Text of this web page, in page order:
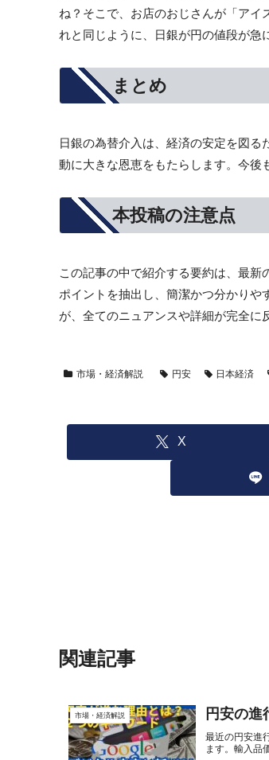
ね？そこで、お店のおじさんが「ア
れと同じように、日銀が円の値段が急
まとめ
日銀の為替介入は、経済の安定を図
動に大きな恩恵をもたらします。今後
本投稿の注意点
この記事の中で紹介する要約は、最
ポイントを抽出し、簡潔かつ分かりや
が、全てのニュアンスや詳細が完全に
市場・経済解説 円安 日本経済
X
関連記事
市場・経済解説 円安の
最近の円安進
ます。輸入品